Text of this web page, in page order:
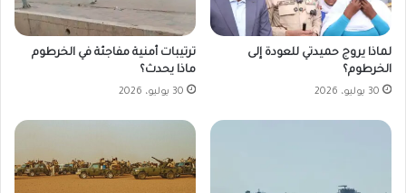
لماذا يروج حميدتي للعودة إلى
الخرطوم؟
30 يوليو، 2026
ترتيبات أمنية مفاجئة في الخرطوم
ماذا يحدث؟
30 يوليو، 2026